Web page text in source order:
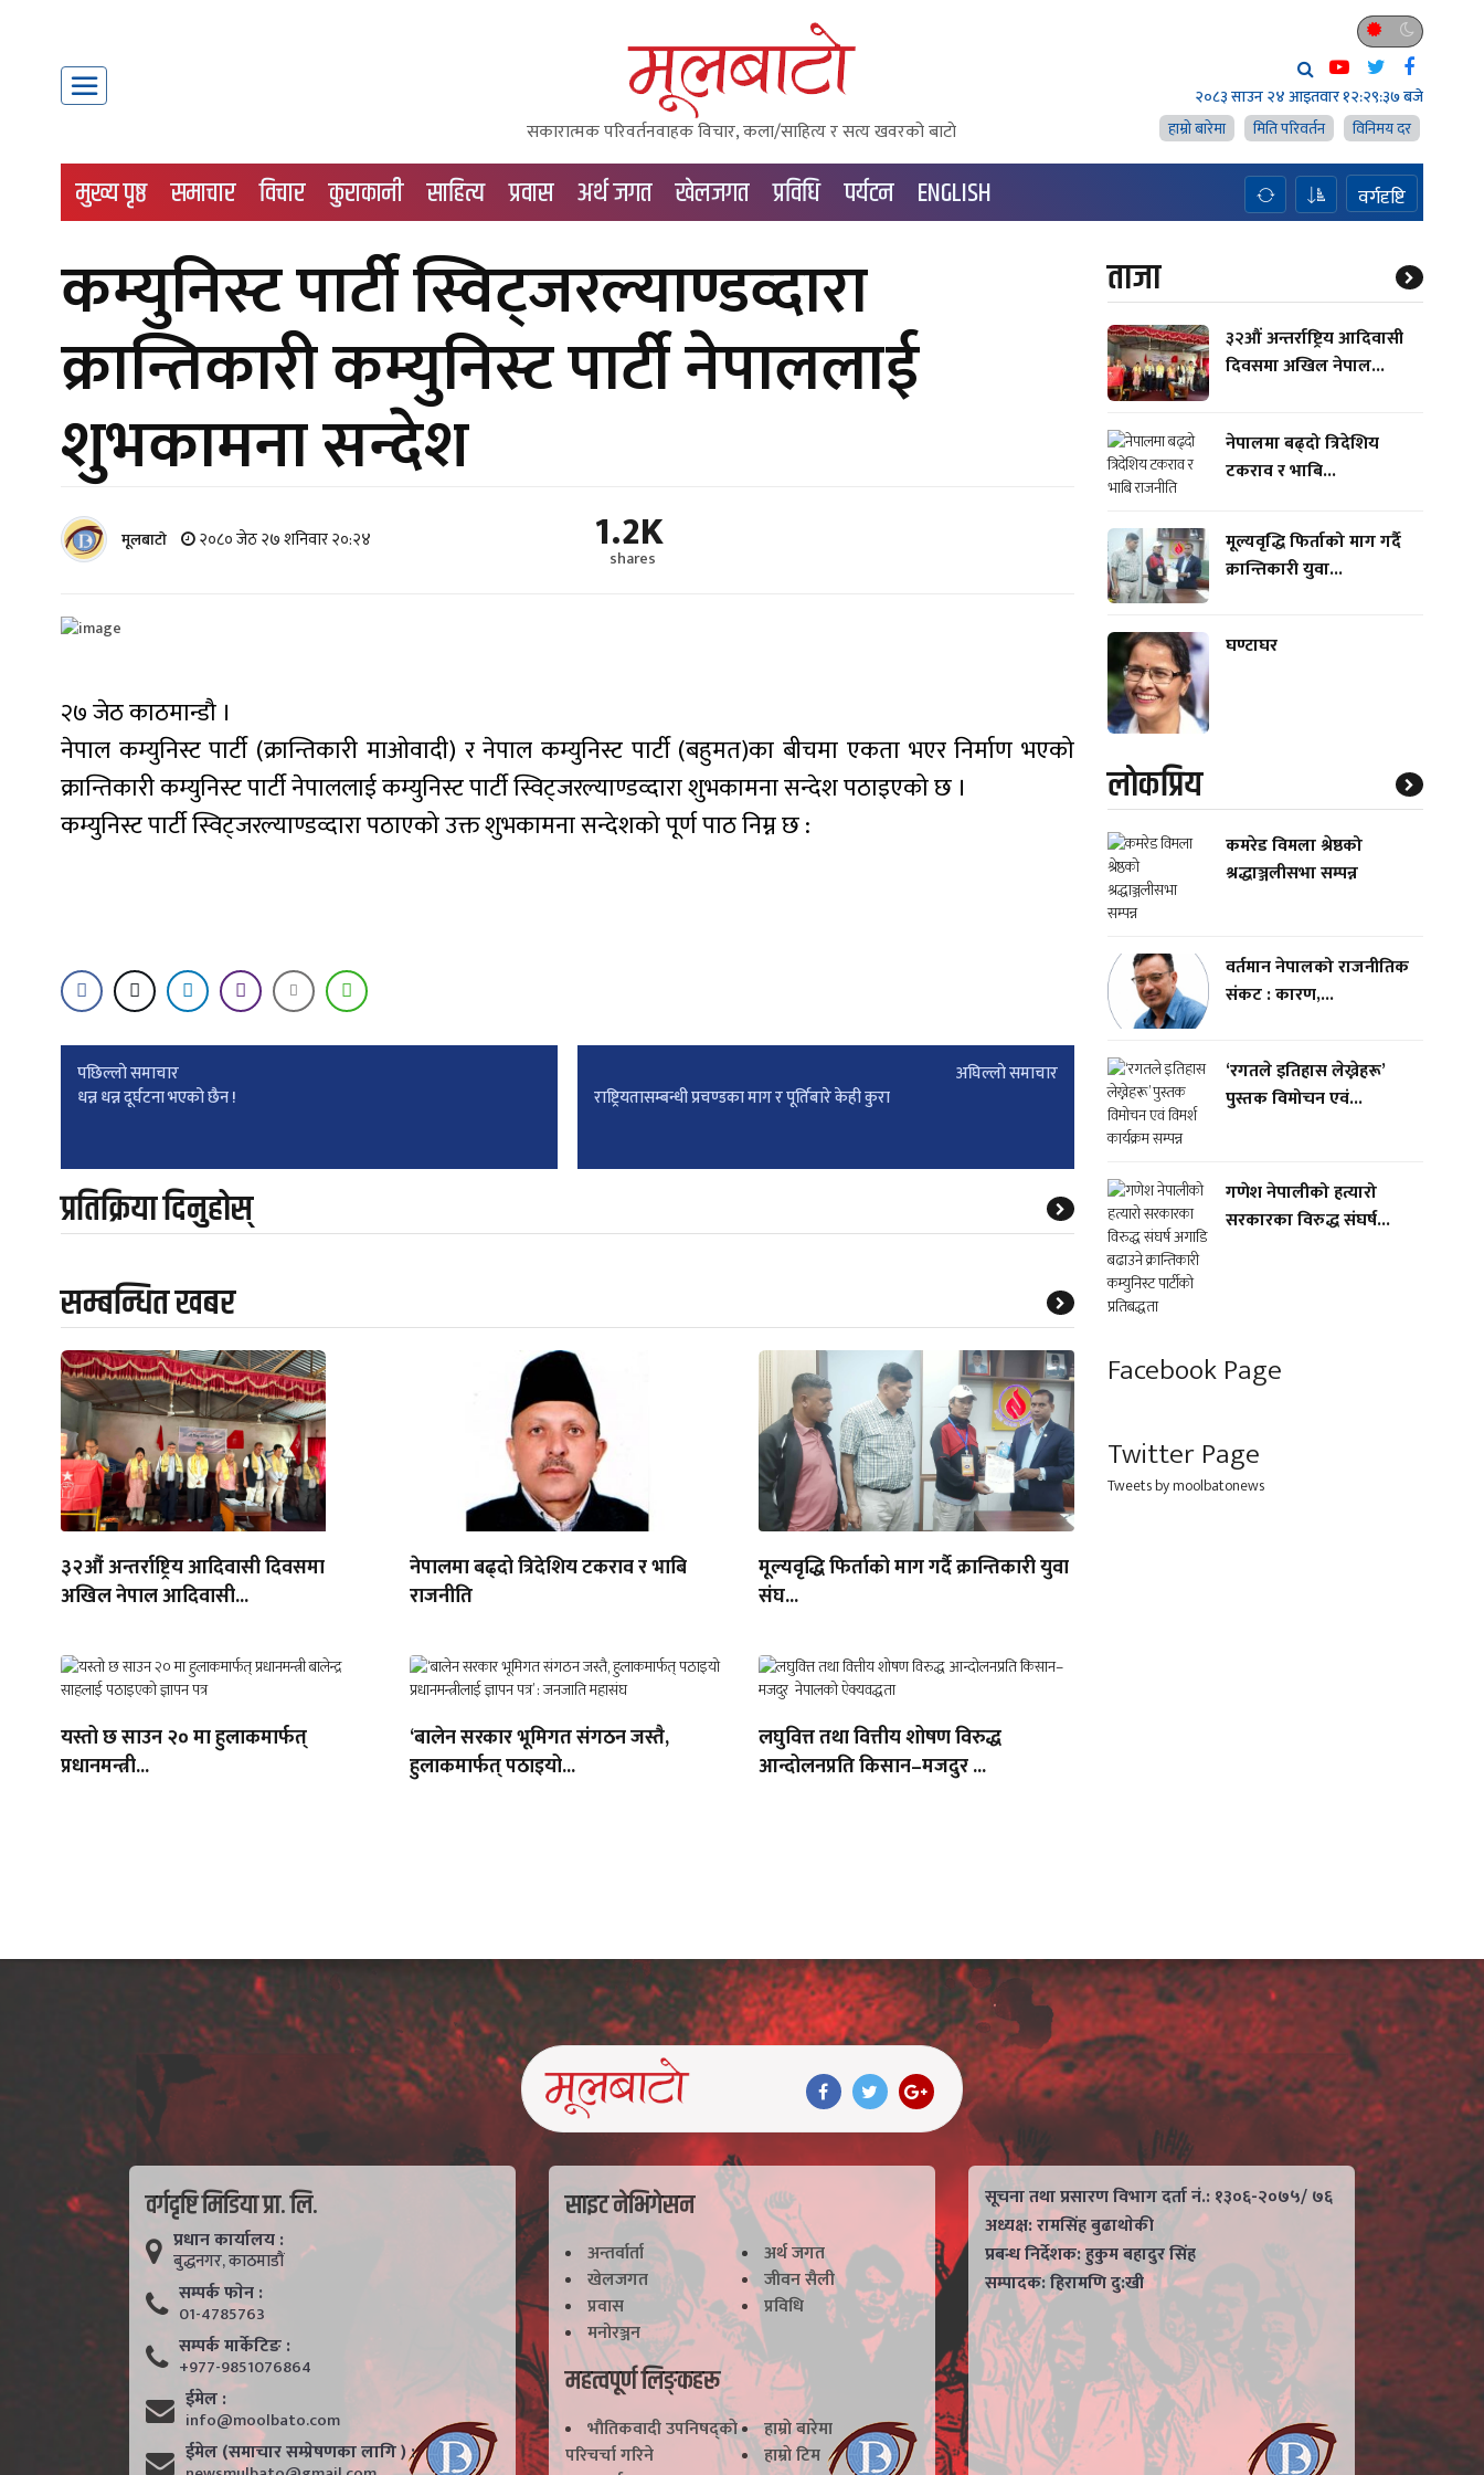
सकारात्मक परिवर्तनवाहक विचार, कला/साहित्य र सत्य खवरको बाटाे
२०८३ साउन २४ आइतवार१२:२९:३८ बजे
हाम्राे बारेमा
मिति परिवर्तन विनिमय दर
मुख्य पृष्ठ समाचार विचार कुराकानी साहित्य प्रवास अर्थ जगत खेलजगत प्रविधि पर्यटन ENGLISH वर्गदृष्टि
कम्युनिस्ट पार्टी स्विट्जरल्याण्डव्दारा
क्रान्तिकारी कम्युनिस्ट पार्टी नेपाललाई
शुभकामना सन्देश
मूलबाटाे २०८० जेठ २७ शनिवार २०:२४ 1.2K
shares
२७ जेठ काठमान्डौ ।
नेपाल कम्युनिस्ट पार्टी (क्रान्तिकारी माओवादी) र नेपाल कम्युनिस्ट पार्टी (बहुमत)का बीचमा एकता भएर निर्माण भएको
क्रान्तिकारी कम्युनिस्ट पार्टी नेपाललाई कम्युनिस्ट पार्टी स्विट्जरल्याण्डव्दारा शुभकामना सन्देश पठाइएको छ ।
कम्युनिस्ट पार्टी स्विट्जरल्याण्डव्दारा पठाएको उक्त शुभकामना सन्देशको पूर्ण पाठ निम्न छ :
Post
पछिल्लाे समाचार
धन्न धन्न दूर्घटना भएको छैन !
अघिल्लाे समाचार
राष्ट्रियतासम्बन्धी प्रचण्डका माग र पूर्तिबारे केही कुरा
प्रतिक्रिया दिनुहोस्
सम्बन्धित खबर
३२औं अन्तर्राष्ट्रिय आदिवासी दिवसमा
अखिल नेपाल आदिवासी...
नेपालमा बढ्दो त्रिदेशिय टकराव र भाबि
राजनीति
मूल्यवृद्धि फिर्ताको माग गर्दै क्रान्तिकारी युवा
संघ...
यस्तो छ साउन २० मा हुलाकमार्फत्
प्रधानमन्त्री...
‘बालेन सरकार भूमिगत संगठन जस्तै,
हुलाकमार्फत् पठाइयो...
लघुवित्त तथा वित्तीय शोषण विरुद्ध
आन्दोलनप्रति किसान–मजदुर ...
ताजा
३२औं अन्तर्राष्ट्रिय आदिवासी
दिवसमा अखिल नेपाल...
नेपालमा बढ्दो त्रिदेशिय
टकराव र भाबि...
मूल्यवृद्धि फिर्ताको माग गर्दै
क्रान्तिकारी युवा...
घण्टाघर
लाेकप्रिय
कमरेड विमला श्रेष्ठको
श्रद्धाञ्जलीसभा सम्पन्न
वर्तमान नेपालको राजनीतिक
संकट : कारण,...
‘रगतले इतिहास लेख्नेहरू’
पुस्तक विमोचन एवं...
गणेश नेपालीको हत्यारो
सरकारका विरुद्ध संघर्ष...
Facebook Page
Twitter Page
Tweets by moolbatonews
वर्गदृष्टि मिडिया प्रा. लि.
प्रधान कार्यालय :
बुद्धनगर, काठमाडाैं
सम्पर्क फाेन :
01-4785763
सम्पर्क मार्केटिङ :
+977-9851076864
ईमेल :
info@moolbato.com
ईमेल (समाचार सम्प्रेषणका लागि ) :
साइट नेभिगेसन
अन्तर्वार्ता
अर्थ जगत
खेलजगत
जीवन सैली
प्रवास
प्रविधि
मनोरञ्जन
महत्वपूर्ण लिङ्कहरू
भाैतिकवादी उपनिषद्काे
परिचर्चा गरिने
हाम्राे बारेमा
हाम्राे टिम
सूचना तथा प्रसारण विभाग दर्ता नं.: १३०६-२०७५/ ७६
अध्यक्ष: रामसिंह बुढाथाेकी
प्रबन्ध निर्देशक: हुकुम बहादुर सिंह
सम्पादक: हिरामणि दु:खी